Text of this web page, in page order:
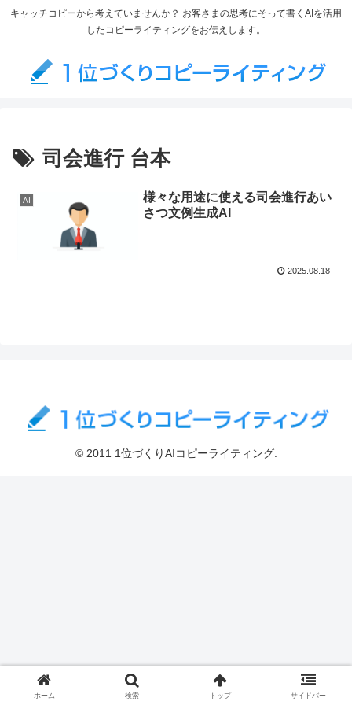
キャッチコピーから考えていませんか？ お客さまの思考にそって書くAIを活用
したコピーライティングをお伝えします。
司会進行 台本
AI
様々な用途に使える司会進行あい
さつ文例生成AI
2025.08.18
© 2011 1位づくりAIコピーライティング.
ホーム 検索 トップ サイドバー